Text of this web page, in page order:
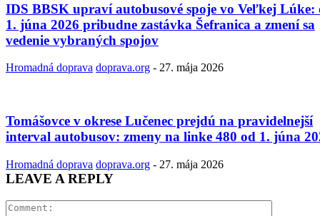
IDS BBSK upraví autobusové spoje vo Veľkej Lúke:
1. júna 2026 pribudne zastávka Šefranica a zmení sa
vedenie vybraných spojov
Hromadná doprava doprava.org - 27. mája 2026
Tomášovce v okrese Lučenec prejdú na pravidelnejší
interval autobusov: zmeny na linke 480 od 1. júna
Hromadná doprava doprava.org - 27. mája 2026
LEAVE A REPLY